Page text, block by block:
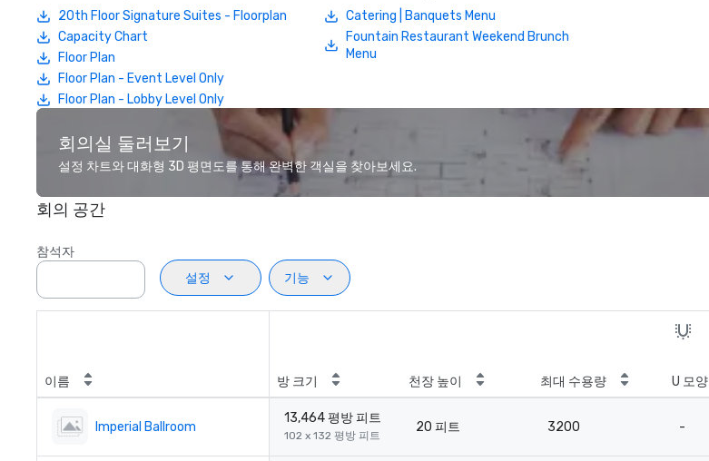
20th Floor Signature Suites - Floorplan
Capacity Chart
Floor Plan
Floor Plan - Event Level Only
Floor Plan - Lobby Level Only
Catering | Banquets Menu
Fountain Restaurant Weekend Brunch
Menu
회의실 둘러보기
설정 차트와 대화형 3D 평면도를 통해 완벽한 객실을 찾아보세요.
회의 공간
참석자
설정
기능
이름 방 크기 천장 높이 최대 수용량 U 모양
Imperial Ballroom
13,464 평방 피트
102 x 132 평방 피트
20 피트 3200 -